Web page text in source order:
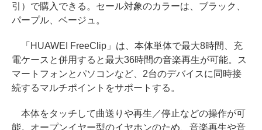
引）で購入できる。セール対象のカラーは、ブラック、
パープル、ベージュ。
「HUAWEI FreeClip」は、本体単体で最大8時間、充
電ケースと併用すると最大36時間の音楽再生が可能。ス
マートフォンとパソコンなど、2台のデバイスに同時接
続するマルチポイントをサポートする。
本体をタッチして曲送りや再生／停止などの操作が可
能。オープンイヤー型のイヤホンのため、音楽再生や音